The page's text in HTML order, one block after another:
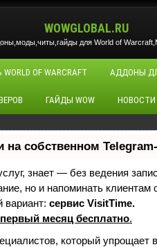
WOWGLOBAL.RU
для World of
OF WARCRAFT АДДОНЫ
ГАЙДЫ WOW НОВОСТИ
на собственном
знает — без ведения
но и напоминать
сервис VisitTime.
первый месяц бесплатно.
который упрощает